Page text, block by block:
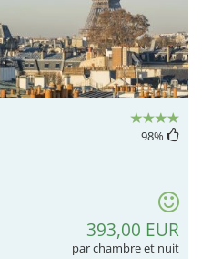
98%
393,00 EUR
par chambre et nuit